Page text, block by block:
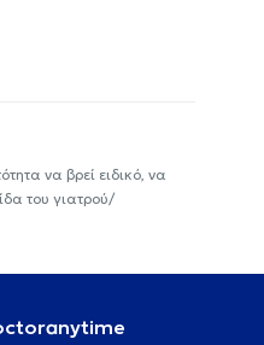
να βρεί ειδικό, να
του γιατρού/